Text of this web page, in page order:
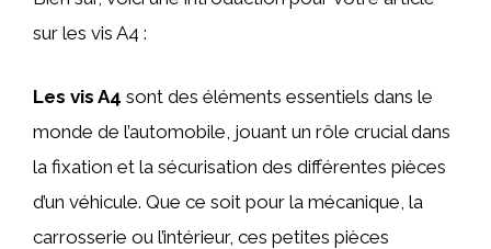
sur les vis A4 :
Les vis A4 sont des éléments essentiels dans le
monde de l’automobile, jouant un rôle crucial dans
la fixation et la sécurisation des différentes pièces
d’un véhicule. Que ce soit pour la mécanique, la
carrosserie ou l’intérieur, ces petites pièces